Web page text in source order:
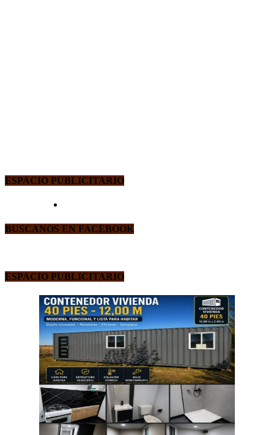
ESPACIO PUBLICITARIO
BUSCANOS EN FACEBOOK
ESPACIO PUBLICITARIO